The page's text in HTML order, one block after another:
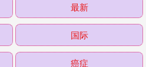
最新
国际
癌症